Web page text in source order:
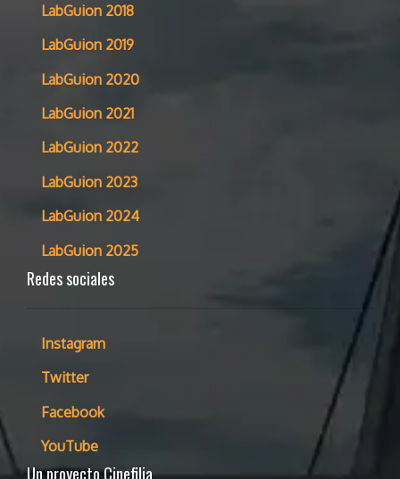
LabGuion 2018
LabGuion 2019
LabGuion 2020
LabGuion 2021
LabGuion 2022
LabGuion 2023
LabGuion 2024
LabGuion 2025
Redes sociales
Instagram
Twitter
Facebook
YouTube
Un proyecto Cinefilia